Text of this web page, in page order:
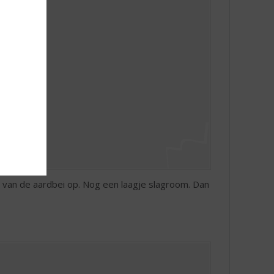
de aardbei op. Nog een laagje slagroom. Dan